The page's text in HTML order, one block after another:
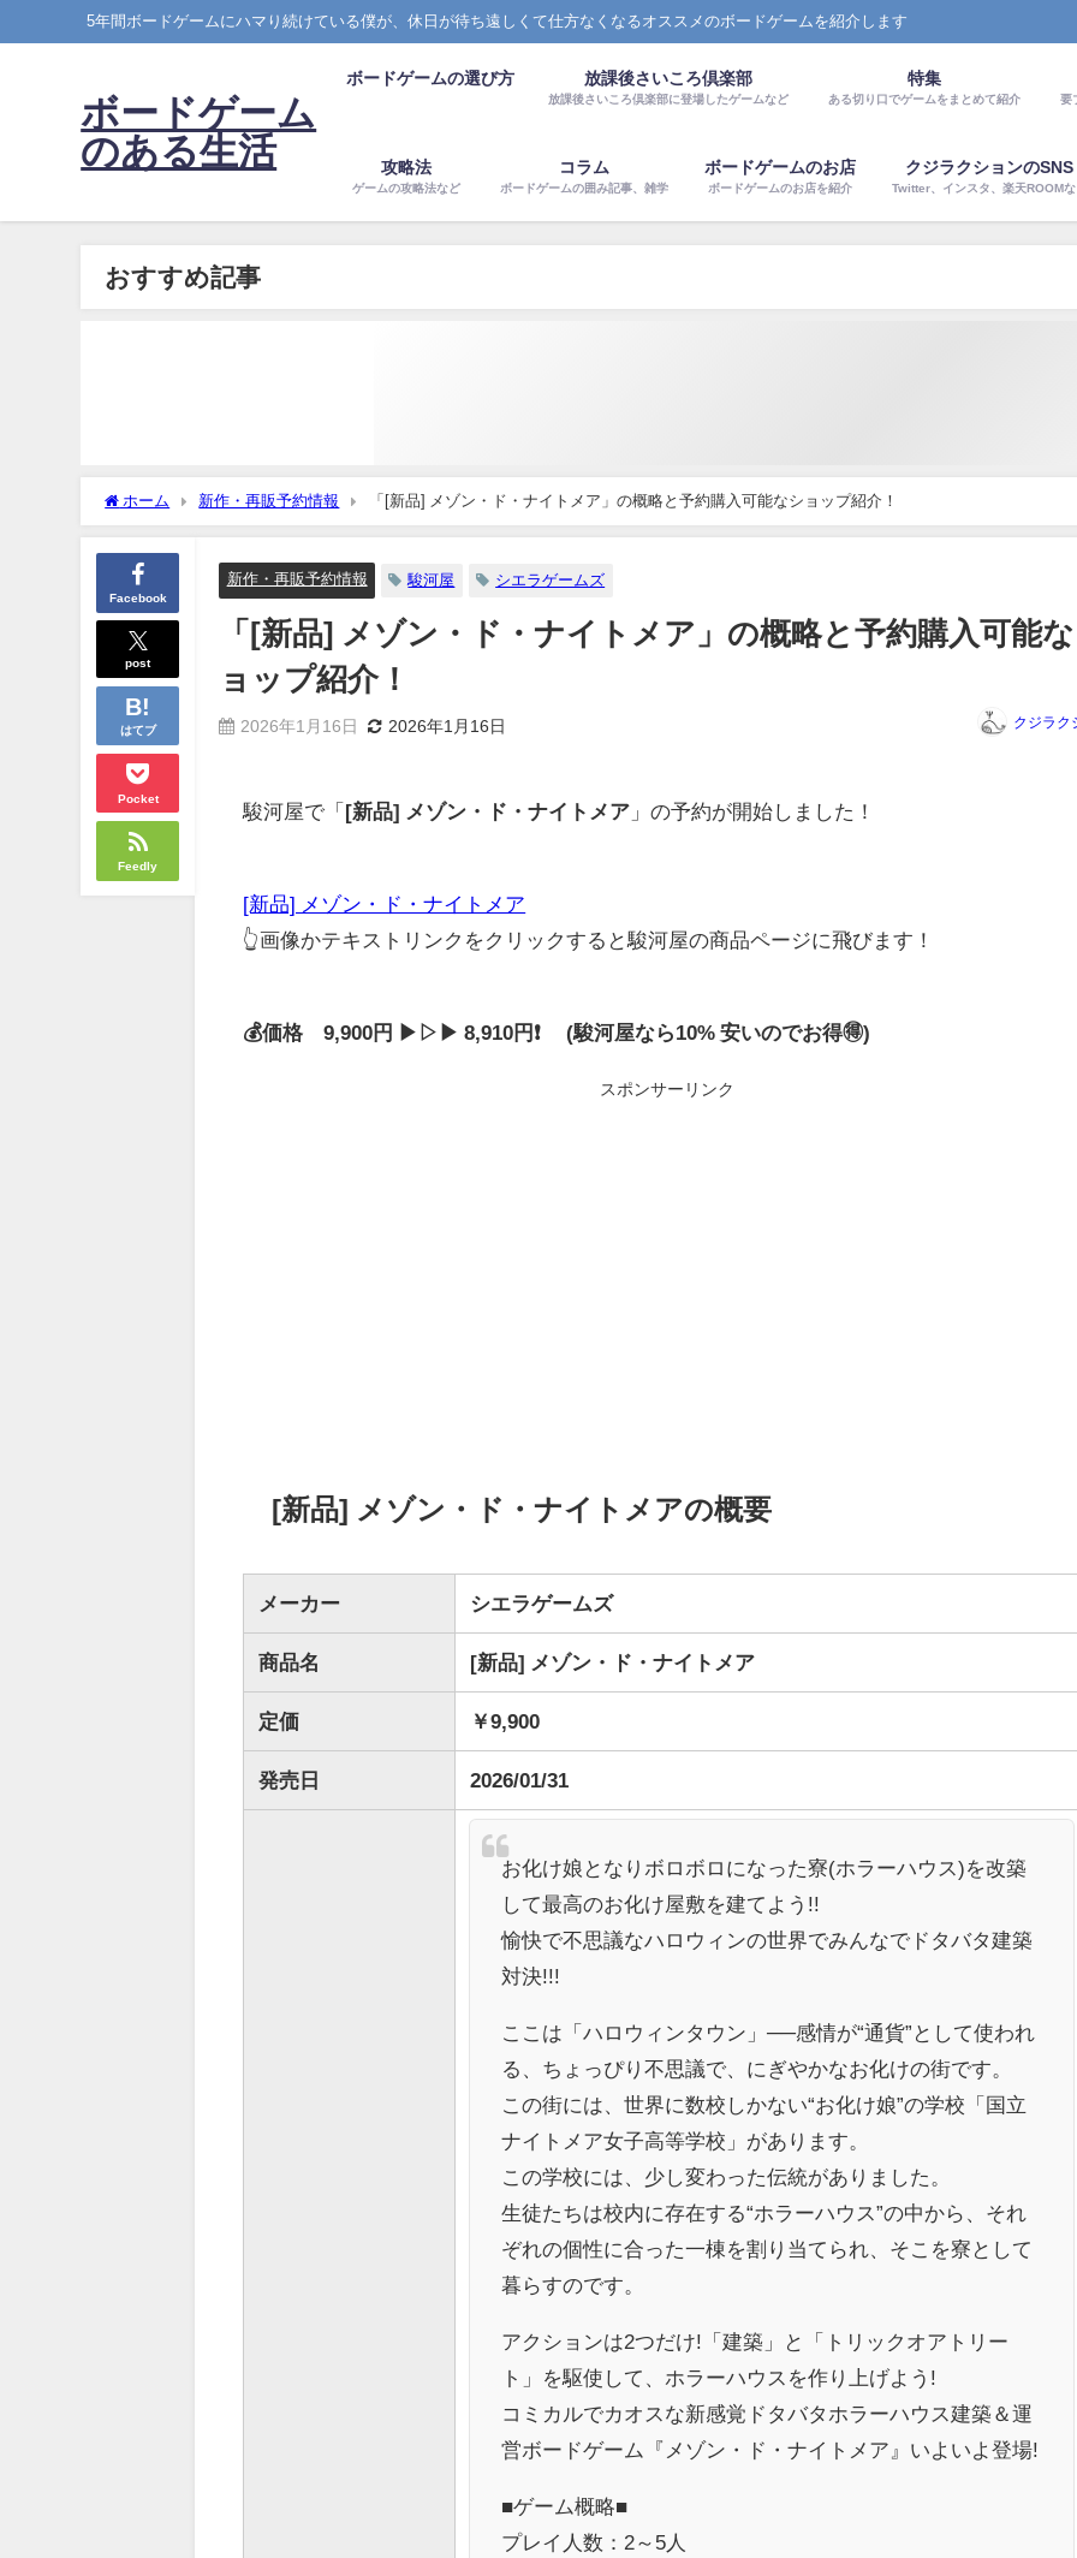
5年間ボードゲームにハマり続けている僕が、休日が待ち遠しくて仕方なくなるオススメのボードゲームを紹介します
ボードゲーム
のある生活
ボードゲームの選び方 放課後さいころ倶楽部
放課後さいころ倶楽部に登場したゲームなど
特集
ある切り口でゲームをまとめて紹介 要
攻略法
ゲームの攻略法など
コラム
ボードゲームの囲み記事、雑学
ボードゲームのお店
ボードゲームのお店を紹介
クジラクションのSNS
Twitter、インスタ、楽天ROOM
おすすめ記事
ホーム 新作・再販予約情報 「[新品] メゾン・ド・ナイトメア」の概略と予約購入可能なショップ紹介！
Facebook
post
はてブ
Pocket
Feedly
新作・再販予約情報 駿河屋 シエラゲームズ
「[新品] メゾン・ド・ナイトメア」の概略と予約購入可能
ョップ紹介！
2026年1月16日 2026年1月16日 クジラク
駿河屋で「 [新品] メゾン・ド・ナイトメア 」の予約が開始しました！
[新品] メゾン・ド・ナイトメア
👆画像かテキストリンクをクリックすると駿河屋の商品ページに飛びます！
💰価格 9,900円 ▶▷▶ 8,910円❗ (駿河屋なら10% 安いのでお得🉐)
スポンサーリンク
[新品] メゾン・ド・ナイトメアの概要
メーカー シエラゲームズ
商品名 [新品] メゾン・ド・ナイトメア
定価 ￥9,900
発売日 2026/01/31
お化け娘となりボロボロになった寮(ホラーハウス)を改築
して最高のお化け屋敷を建てよう!!
愉快で不思議なハロウィンの世界でみんなでドタバタ建築
対決!!!
ここは「ハロウィンタウン」──感情が“通貨”として使われ
る、ちょっぴり不思議で、にぎやかなお化けの街です。
この街には、世界に数校しかない“お化け娘”の学校「国立
ナイトメア女子高等学校」があります。
この学校には、少し変わった伝統がありました。
生徒たちは校内に存在する“ホラーハウス”の中から、それ
ぞれの個性に合った一棟を割り当てられ、そこを寮として
暮らすのです。
アクションは2つだけ!「建築」と「トリックオアトリー
ト」を駆使して、ホラーハウスを作り上げよう!
コミカルでカオスな新感覚ドタバタホラーハウス建築＆運
営ボードゲーム『メゾン・ド・ナイトメア』いよいよ登場!
■ゲーム概略■
プレイ人数：2～5人